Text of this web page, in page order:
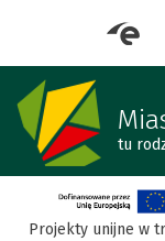
tu
Projekty unijne w